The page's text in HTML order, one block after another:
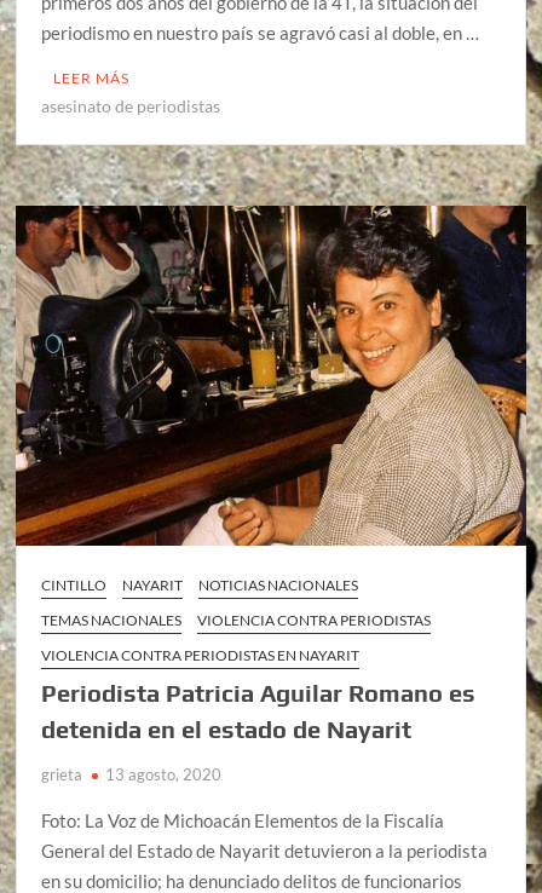
periodismo en nuestro país se agravó casi al doble, en …
LEER MÁS
asesinato de periodistas
CINTILLO NAYARIT
NOTICIAS NACIONALES
TEMAS NACIONALES
VIOLENCIA CONTRA PERIODISTAS
VIOLENCIA CONTRA PERIODISTAS EN NAYARIT
Periodista Patricia Aguilar Romano es
detenida en el estado de Nayarit
grieta 13 agosto, 2020
Foto: La Voz de Michoacán Elementos de la Fiscalía
General del Estado de Nayarit detuvieron a la periodista
en su domicilio; ha denunciado delitos de funcionarios